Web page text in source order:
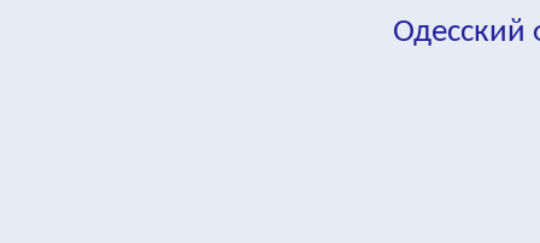
Одесский